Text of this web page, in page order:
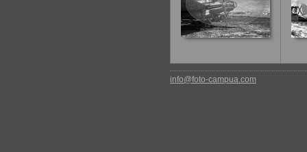
info@foto-campua.com